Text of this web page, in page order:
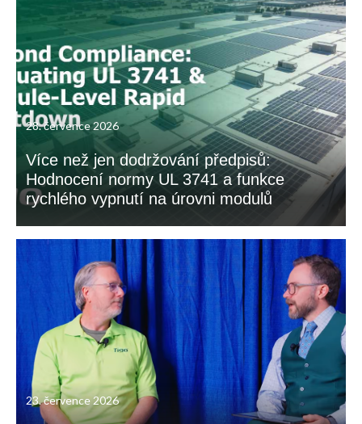
28. července 2026
Více než jen dodržování předpisů:
Hodnocení normy UL 3741 a funkce
rychlého vypnutí na úrovni modulů
23. července 2026